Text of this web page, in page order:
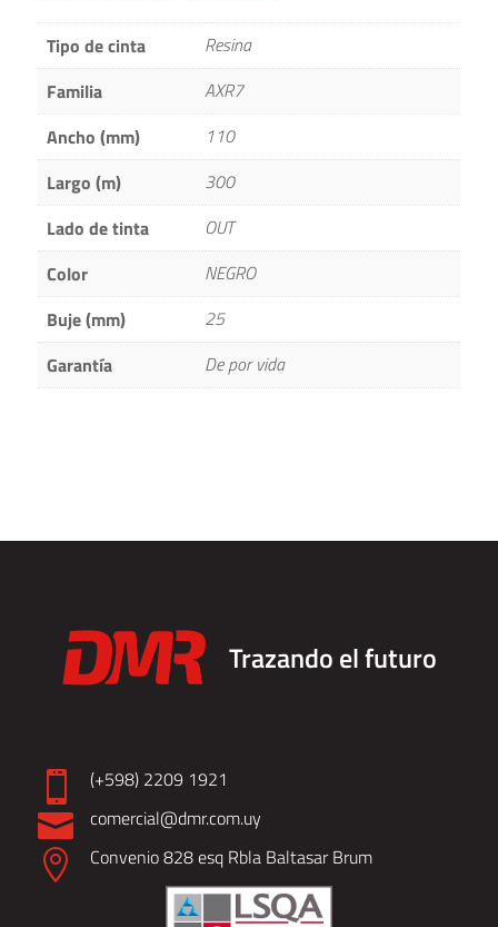
Tipo de cinta
Resina
Familia
AXR7
Ancho (mm)
110
Largo (m)
300
Lado de tinta
OUT
Color
NEGRO
Buje (mm)
25
Garantía
De por vida
Trazando el futuro
 (+598) 2209 1921
 comercial@dmr.com.uy
 Convenio 828 esq Rbla Baltasar Brum